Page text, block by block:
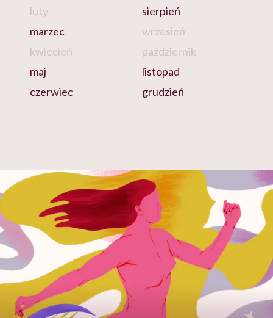
luty
marzec
kwiecień
maj
czerwiec
sierpień
wrzesień
październik
listopad
grudzień